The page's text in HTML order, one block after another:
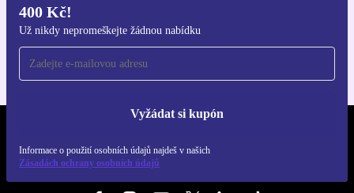
400 Kč!
Už nikdy nepromeškejte žádnou nabídku
Vyžádat si kupón
Informace o použití osobních údajů najdeš v našich
Zásadách ochrany osobních údajů
Pro iOS a Android